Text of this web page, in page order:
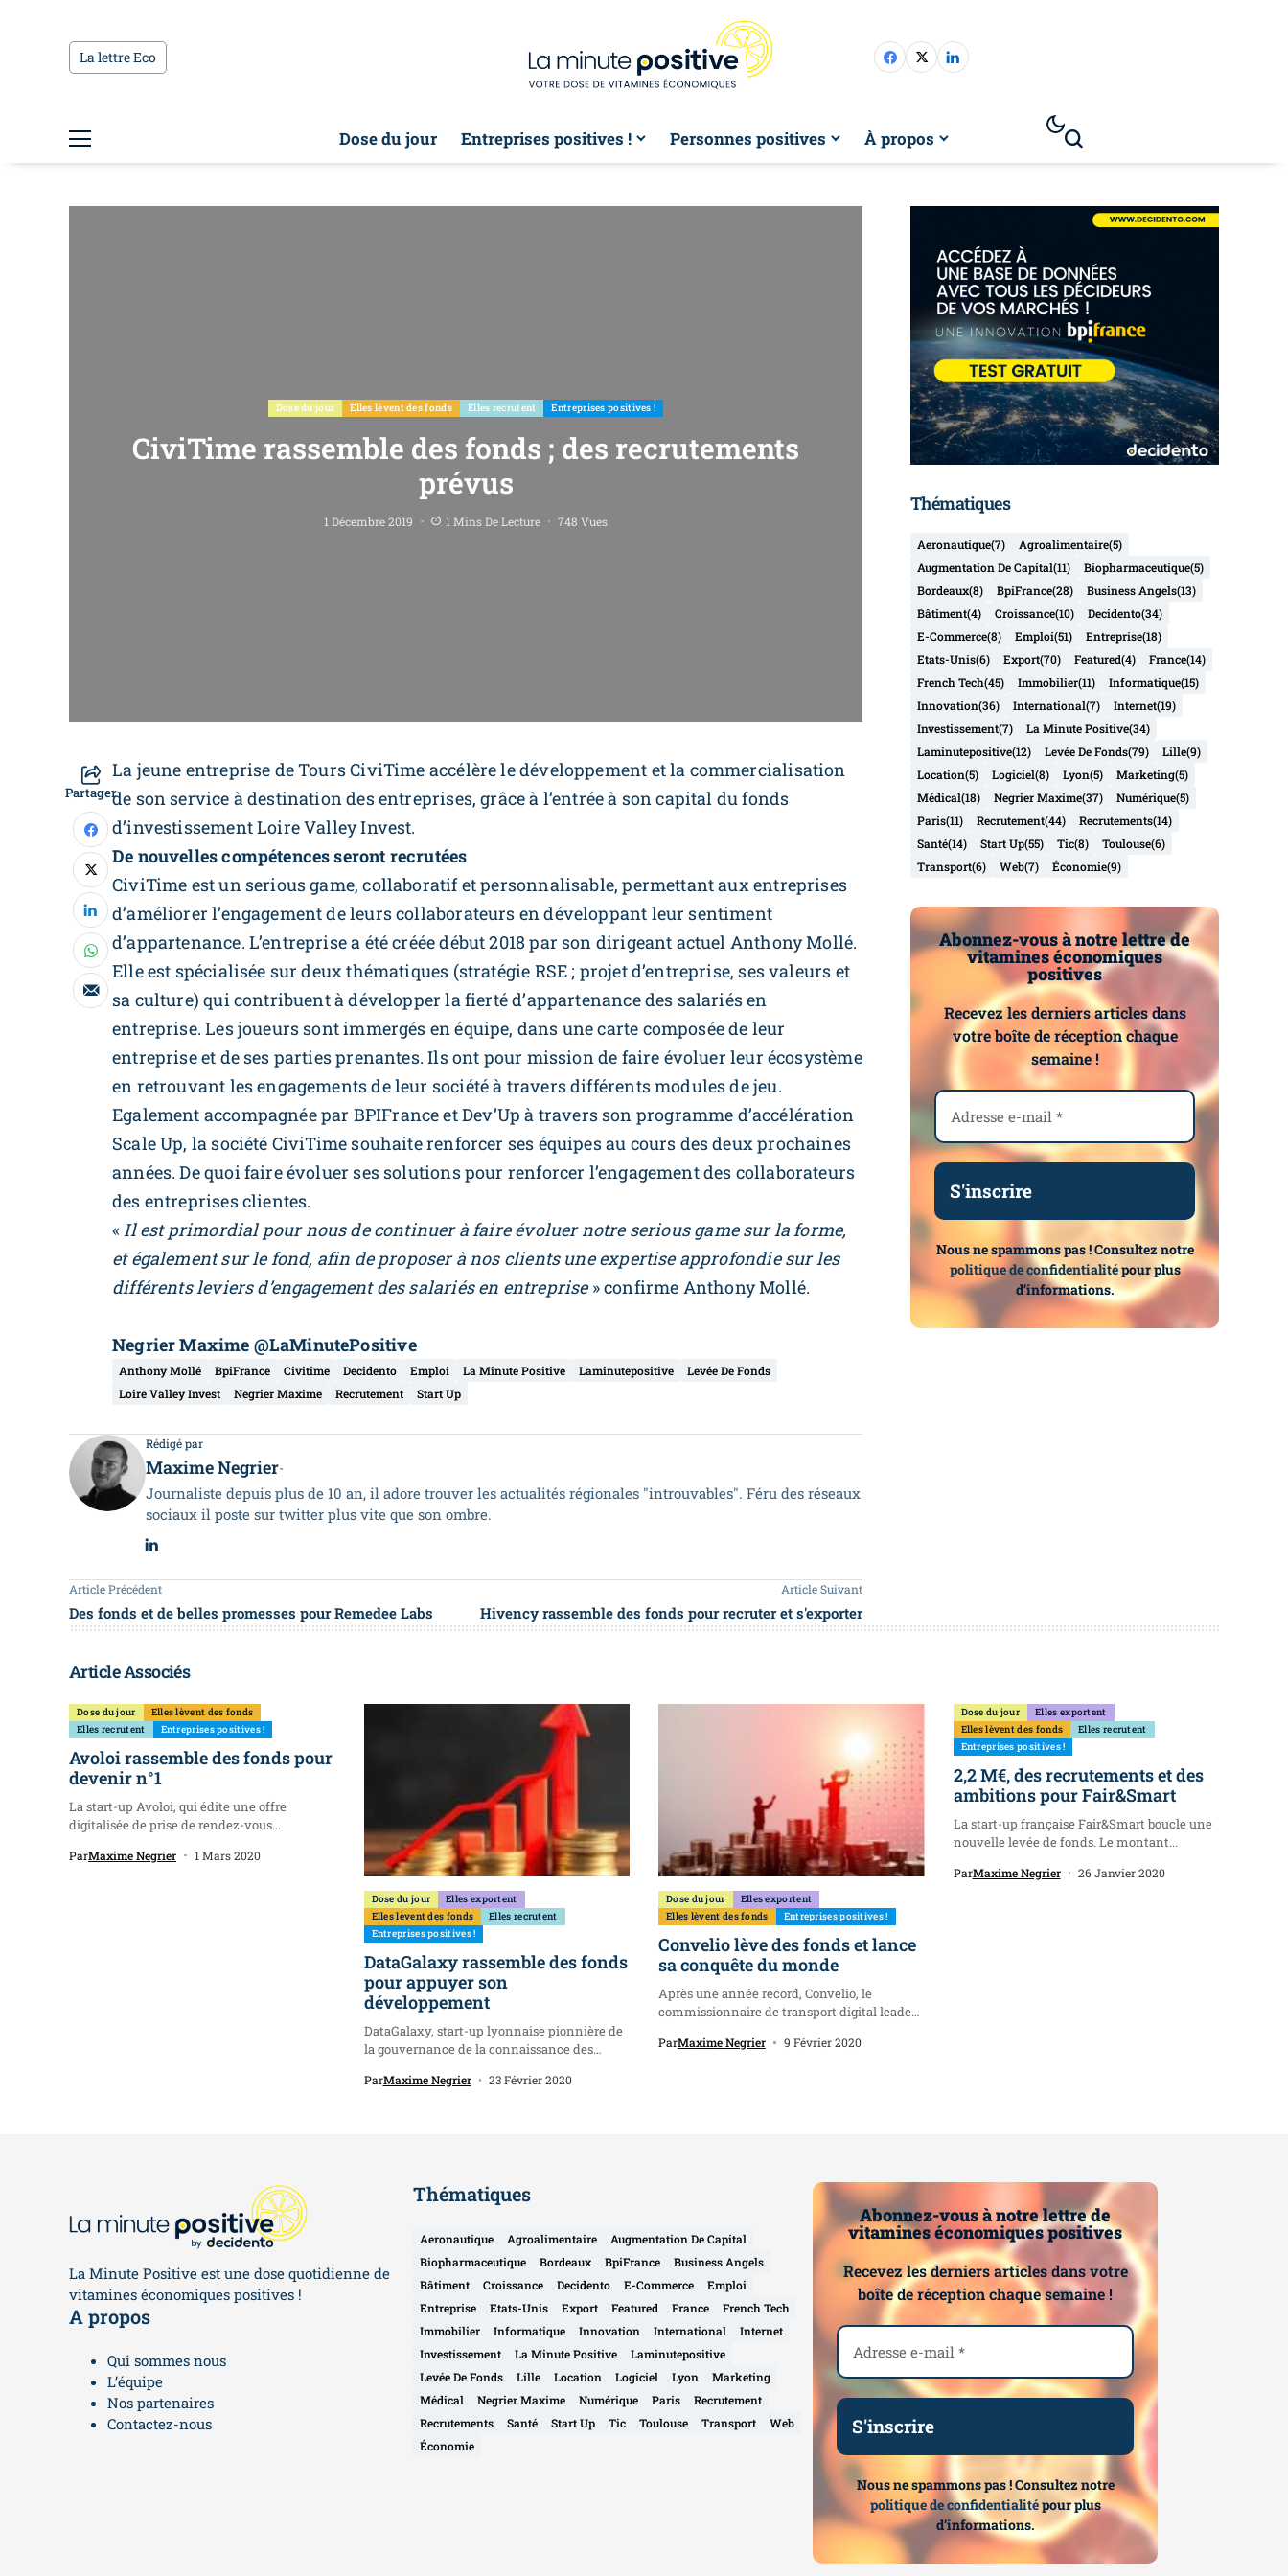
La lettre Eco
Dose du jour Entreprises positives ! Personnes positives À propos
Dose du jour Elles lèvent des fonds Elles recrutent Entreprises positives !
CiviTime rassemble des fonds ; des recrutements
prévus
1 Décembre 2019 1 Mins De Lecture 748 Vues
Partager
La jeune entreprise de Tours CiviTime accélère le développement et la commercialisation
de son service à destination des entreprises, grâce à l’entrée à son capital du fonds
d’investissement Loire Valley Invest.
De nouvelles compétences seront recrutées
CiviTime est un serious game, collaboratif et personnalisable, permettant aux entreprises
d’améliorer l’engagement de leurs collaborateurs en développant leur sentiment
d’appartenance. L’entreprise a été créée début 2018 par son dirigeant actuel Anthony Mollé.
Elle est spécialisée sur deux thématiques (stratégie RSE ; projet d’entreprise, ses valeurs et
sa culture) qui contribuent à développer la fierté d’appartenance des salariés en
entreprise. Les joueurs sont immergés en équipe, dans une carte composée de leur
entreprise et de ses parties prenantes. Ils ont pour mission de faire évoluer leur écosystème
en retrouvant les engagements de leur société à travers différents modules de jeu.
Egalement accompagnée par BPIFrance et Dev’Up à travers son programme d’accélération
Scale Up, la société CiviTime souhaite renforcer ses équipes au cours des deux prochaines
années. De quoi faire évoluer ses solutions pour renforcer l’engagement des collaborateurs
des entreprises clientes.
«Il est primordial pour nous de continuer à faire évoluer notre serious game sur la forme,
et également sur le fond, afin de proposer à nos clients une expertise approfondie sur les
différents leviers d’engagement des salariés en entreprise» confirme Anthony Mollé.
Negrier Maxime @LaMinutePositive
Anthony Mollé BpiFrance Civitime Decidento Emploi La Minute Positive Laminutepositive
Levée De Fonds
Loire Valley Invest
Negrier Maxime Recrutement Start Up
Rédigé par
Maxime Negrier-
Journaliste depuis plus de 10 an, il adore trouver les actualités régionales "introuvables". Féru des réseaux
sociaux il poste sur twitter plus vite que son ombre.
Article Précédent
Des fonds et de belles promesses pour Remedee Labs
Article Suivant
Hivency rassemble des fonds pour recruter et s'exporter
Thématiques
Aeronautique(7) Agroalimentaire(5)
Augmentation De Capital(11) Biopharmaceutique(5)
Bordeaux(8) BpiFrance(28) Business Angels(13)
Bâtiment(4) Croissance(10) Decidento(34)
E-Commerce(8) Emploi(51) Entreprise(18)
Etats-Unis(6) Export(70) Featured(4) France(14)
French Tech(45) Immobilier(11) Informatique(15)
Innovation(36) International(7) Internet(19)
Investissement(7) La Minute Positive(34)
Laminutepositive(12) Levée De Fonds(79) Lille(9)
Location(5) Logiciel(8) Lyon(5) Marketing(5)
Médical(18) Negrier Maxime(37) Numérique(5)
Paris(11) Recrutement(44) Recrutements(14)
Santé(14) Start Up(55) Tic(8) Toulouse(6)
Transport(6) Web(7) Économie(9)
Abonnez-vous à notre lettre de
vitamines économiques
positives
Recevez les derniers articles dans
votre boîte de réception chaque
semaine !
Nous ne spammons pas ! Consultez notre
politique de confidentialitépour plus
d’informations.
Article Associés
Dose du jour
Elles lèvent des fonds
Elles recrutent
Entreprises positives !
Avoloi rassemble des fonds pour
devenir n°1
La start-up Avoloi, qui édite une offre
digitalisée de prise de rendez-vous...
ParMaxime Negrier 1 Mars 2020
Dose du jour
Elles exportent
Elles lèvent des fonds
Elles recrutent
Entreprises positives !
DataGalaxy rassemble des fonds
pour appuyer son
développement
DataGalaxy, start-up lyonnaise pionnière de
la gouvernance de la connaissance des
ParMaxime Negrier 23 Février 2020
Dose du jour
Elles exportent
Elles lèvent des fonds
Entreprises positives !
Convelio lève des fonds et lance
sa conquête du monde
Après une année record, Convelio, le
commissionnaire de transport digital leader
ParMaxime Negrier 9 Février 2020
Dose du jour
Elles exportent
Elles lèvent des fonds
Elles recrutent
Entreprises positives !
2,2 M€, des recrutements et des
ambitions pour Fair&Smart
La start-up française Fair&Smart boucle une
nouvelle levée de fonds. Le montant...
ParMaxime Negrier 26 Janvier 2020
La Minute Positive est une dose quotidienne de
vitamines économiques positives !
A propos
Qui sommes nous
L’équipe
Nos partenaires
Contactez-nous
Thématiques
Aeronautique Agroalimentaire
Augmentation De Capital
Biopharmaceutique
Bordeaux BpiFrance
Business Angels
Bâtiment
Croissance Decidento E-Commerce
Emploi
Entreprise
Etats-Unis Export Featured France
French Tech
Immobilier
Informatique Innovation International
Internet
Investissement
La Minute Positive
Laminutepositive
Levée De Fonds
Lille Location Logiciel Lyon
Marketing
Médical
Negrier Maxime Numérique Paris
Recrutement
Recrutements
Santé Start Up Tic Toulouse Transport
Web
Économie
Abonnez-vous à notre lettre de
vitamines économiques positives
Recevez les derniers articles dans votre
boîte de réception chaque semaine !
Nous ne spammons pas ! Consultez notre
politique de confidentialitépour plus
d’informations.